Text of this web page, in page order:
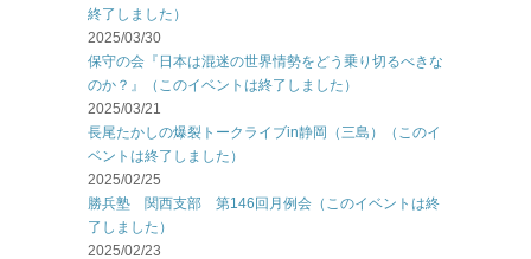
終了しました）
2025/03/30
保守の会『日本は混迷の世界情勢をどう乗り切るべきな
のか？』（このイベントは終了しました）
2025/03/21
長尾たかしの爆裂トークライブin静岡（三島）（このイ
ベントは終了しました）
2025/02/25
勝兵塾 関西支部 第146回月例会（このイベントは終
了しました）
2025/02/23